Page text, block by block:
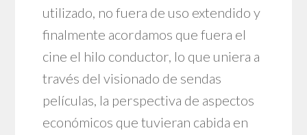
utilizado, no fuera de uso extendido y
finalmente acordamos que fuera el
cine el hilo conductor, lo que uniera a
través del visionado de sendas
películas, la perspectiva de aspectos
económicos que tuvieran cabida en